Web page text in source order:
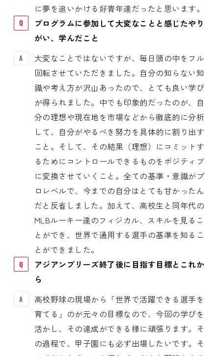
に夢を追いかける好青年達だったと思います。
プログラムに参加して大変なことと感じたやり
がい、学んだこと
大変なことではないですが、毎日頭の中をフル
回転させていただきました。自分の知らない知
識や考え方が沢山あったので、とても良い学び
が得られました。中でも印象的だったのが、自
分の理想や現在地を市場などから徹底的に分析
して、自分がやるべき努力を具体的に割り出す
こと。そして、その結果（理想）にコミットす
るためにコントロールできるものをポジティブ
に変換させていくこと。全ての基準・意識がプ
ロレベルで、今までの自分はとても甘かったん
だと反省しました。加えて、高校生と同年代の
MLBルーキー達のフィジカル、スキルを見るこ
とができ、世界で通用する選手の基準を知るこ
とができました。
アジアンブリーズ終了後に目指す目標とこれか
ら
高校野球の現場から「世界で活躍できる選手を
育てる」のが元々の目標なので、今回の学びを
活かし、その達成ができる様に頑張ります。そ
の過程で、甲子園にも必ず出場したいです。そ